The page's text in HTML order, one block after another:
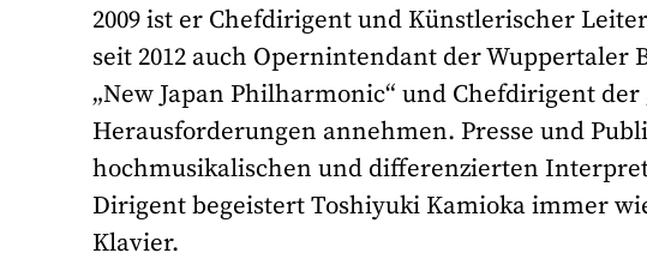
2009 ist er Chefdirigent und Künstlerischer
seit 2012 auch Opernintendant der
„New Japan Philharmonic“ und Chefdirigent der
Herausforderungen annehmen. Presse und
hochmusikalischen und differenzierten
Dirigent begeistert Toshiyuki Kamioka immer
Klavier.